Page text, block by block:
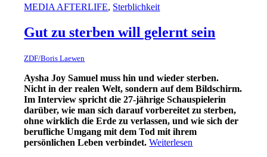
MEDIA AFTERLIFE, Sterblichkeit
Gut zu sterben will gelernt sein
ZDF/Boris Laewen
Aysha Joy Samuel muss hin und wieder sterben.
Nicht in der realen Welt, sondern auf dem Bildschirm.
Im Interview spricht die 27-jährige Schauspielerin
darüber, wie man sich darauf vorbereitet zu sterben,
ohne wirklich die Erde zu verlassen, und wie sich der
berufliche Umgang mit dem Tod mit ihrem
persönlichen Leben verbindet. Weiterlesen